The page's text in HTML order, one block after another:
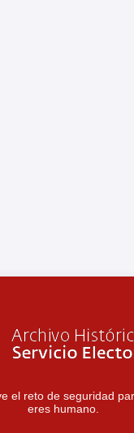
el reto de seguridad
eres humano.